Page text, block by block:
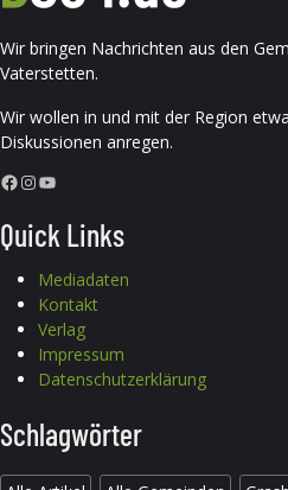
Wir bringen Nachrichten aus den
Vaterstetten.
Wir wollen in und mit der Region
Diskussionen anregen.
Facebook InstagramYouTube
Quick Links
Mediadaten
Kontakt
Verlag
Impressum
Datenschutzerklärung
Schlagwörter